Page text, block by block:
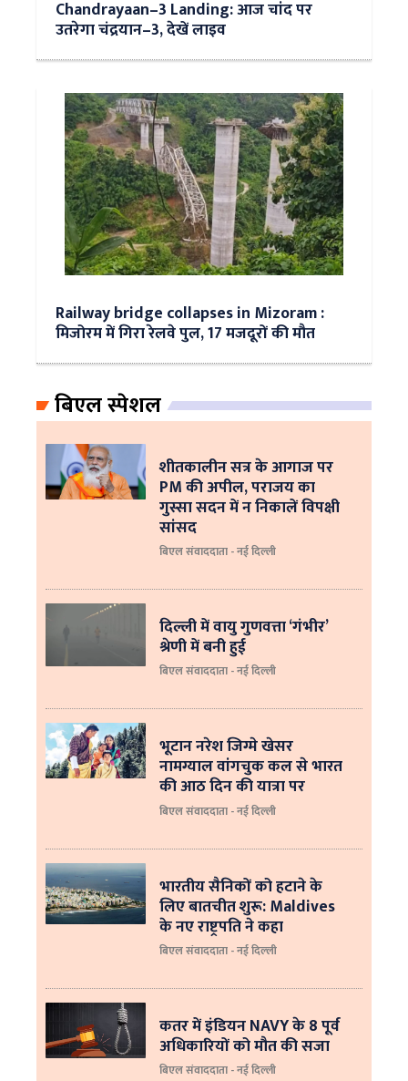
Chandrayaan–3 Landing: आज चांद पर
उतरेगा चंद्रयान–3, देखें लाइव
Railway bridge collapses in Mizoram :
मिजोरम में गिरा रेलवे पुल, 17 मजदूरों की मौत
बिएल स्पेशल
शीतकालीन सत्र के आगाज पर
PM की अपील, पराजय का
गुस्सा सदन में न निकालें विपक्षी
सांसद
बिएल संवाददाता - नई दिल्ली
दिल्ली में वायु गुणवत्ता ‘गंभीर’
श्रेणी में बनी हुई
बिएल संवाददाता - नई दिल्ली
भूटान नरेश जिग्मे खेसर
नामग्याल वांगचुक कल से भारत
की आठ दिन की यात्रा पर
बिएल संवाददाता - नई दिल्ली
भारतीय सैनिकों को हटाने के
लिए बातचीत शुरू: Maldives
के नए राष्ट्रपति ने कहा
बिएल संवाददाता - नई दिल्‍ली
कतर में इंडियन NAVY के 8 पूर्व
अधिकारियों को मौत की सजा
बिएल संवाददाता - नई दिल्ली